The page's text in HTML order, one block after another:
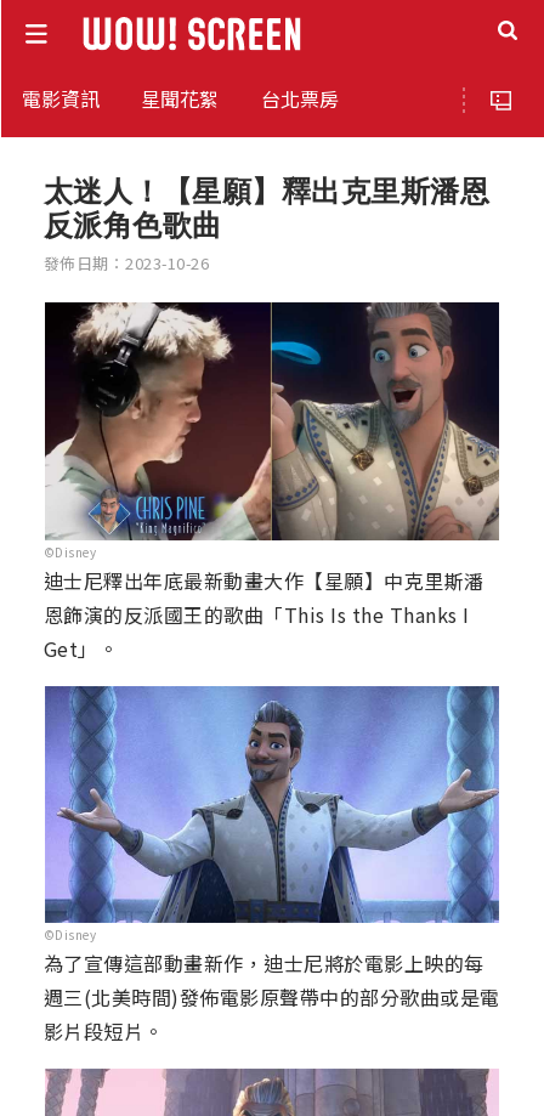
電影資訊 星聞花絮 台北票房
太迷人！【星願】釋出克里斯潘恩
反派角色歌曲
發佈日期：2023-10-26
©Disney
迪士尼釋出年底最新動畫大作【星願】中克里斯潘
恩飾演的反派國王的歌曲「This Is the Thanks I
Get」。
©Disney
為了宣傳這部動畫新作，迪士尼將於電影上映的每
週三(北美時間)發佈電影原聲帶中的部分歌曲或是電
影片段短片。